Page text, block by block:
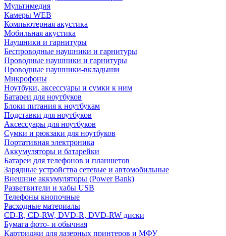
Мультимедия
Камеры WEB
Компьютерная акустика
Мобильная акустика
Наушники и гарнитуры
Беспроводные наушники и гарнитуры
Проводные наушники и гарнитуры
Проводные наушники-вкладыши
Микрофоны
Ноутбуки, аксессуары и сумки к ним
Батареи для ноутбуков
Блоки питания к ноутбукам
Подставки для ноутбуков
Аксессуары для ноутбуков
Сумки и рюкзаки для ноутбуков
Портативная электроника
Аккумуляторы и батарейки
Батареи для телефонов и планшетов
Зарядные устройства сетевые и автомобильные
Внешние аккумуляторы (Power Bank)
Разветвители и хабы USB
Телефоны кнопочные
Расходные материалы
CD-R, CD-RW, DVD-R, DVD-RW диски
Бумага фото- и обычная
Картриджи для лазерных принтеров и МФУ